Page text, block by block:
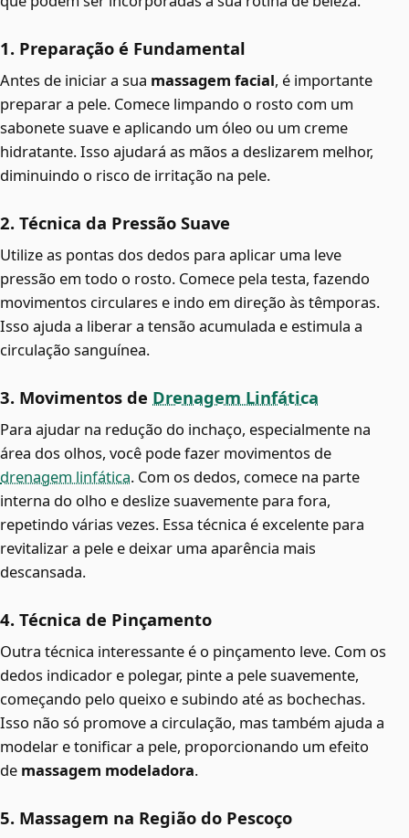
1. Preparação é Fundamental
Antes de iniciar a sua massagem facial, é importante
preparar a pele. Comece limpando o rosto com um
sabonete suave e aplicando um óleo ou um creme
hidratante. Isso ajudará as mãos a deslizarem melhor,
diminuindo o risco de irritação na pele.
2. Técnica da Pressão Suave
Utilize as pontas dos dedos para aplicar uma leve
pressão em todo o rosto. Comece pela testa, fazendo
movimentos circulares e indo em direção às têmporas.
Isso ajuda a liberar a tensão acumulada e estimula a
circulação sanguínea.
3. Movimentos de Drenagem Linfática
Para ajudar na redução do inchaço, especialmente na
área dos olhos, você pode fazer movimentos de
drenagem linfática. Com os dedos, comece na parte
interna do olho e deslize suavemente para fora,
repetindo várias vezes. Essa técnica é excelente para
revitalizar a pele e deixar uma aparência mais
descansada.
4. Técnica de Pinçamento
Outra técnica interessante é o pinçamento leve. Com os
dedos indicador e polegar, pinte a pele suavemente,
começando pelo queixo e subindo até as bochechas.
Isso não só promove a circulação, mas também ajuda a
modelar e tonificar a pele, proporcionando um efeito
de massagem modeladora.
5. Massagem na Região do Pescoço